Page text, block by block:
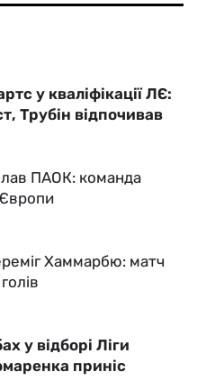
у кваліфікації ЛЄ:
Трубін відпочивав
ПАОК: команда
Європи
Хаммарбю: матч
у відборі Ліги
приніс